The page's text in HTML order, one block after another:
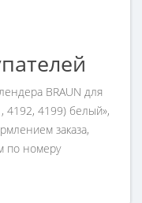
BRAUN для
4192, 4199) белый»,
заказа,
по номеру